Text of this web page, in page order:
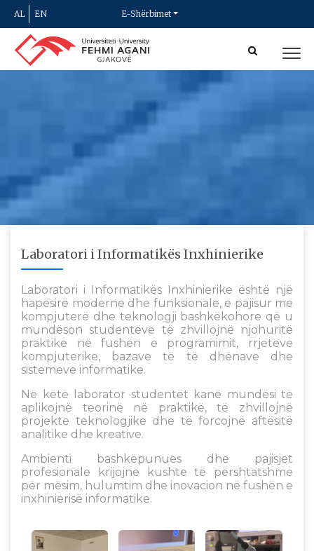
AL EN E-Shërbimet
Laboratori i Informatikës Inxhinierike
Laboratori i Informatikës Inxhinierike është një
hapësirë moderne dhe funksionale, e pajisur me
kompjuterë dhe teknologji bashkëkohore që u
mundëson studentëve të zhvillojnë njohuritë
praktike në fushën e programimit, rrjeteve
kompjuterike, bazave të të dhënave dhe
sistemeve informatike.
Në këtë laborator studentët kanë mundësi të
aplikojnë teorinë në praktikë, të zhvillojnë
projekte teknologjike dhe të forcojnë aftësitë
analitike dhe kreative.
Ambienti bashkëpunues dhe pajisjet
profesionale krijojnë kushte të përshtatshme
për mësim, hulumtim dhe inovacion në fushën e
inxhinierisë informatike.